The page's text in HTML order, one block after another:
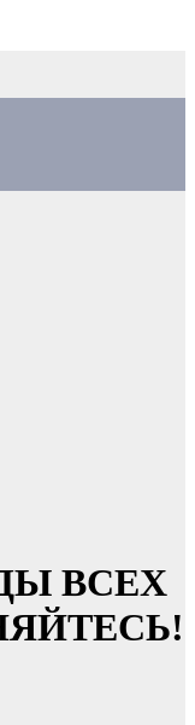
ВСЕХ